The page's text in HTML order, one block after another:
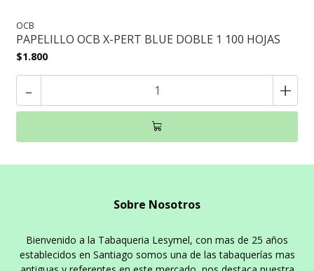
OCB
PAPELILLO OCB X-PERT BLUE DOBLE 1 100 HOJAS
$1.800
- +
Sobre Nosotros
Bienvenido a la Tabaqueria Lesymel, con mas de 25 años
establecidos en Santiago somos una de las tabaquerías mas